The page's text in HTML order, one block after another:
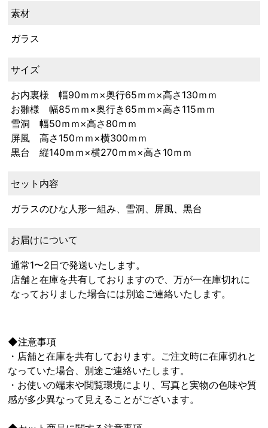
素材
ガラス
サイズ
お内裏様 幅90ｍｍ×奥行65ｍｍ×高さ130ｍｍ
お雛様 幅85ｍｍ×奥行き65ｍｍ×高さ115ｍｍ
雪洞 幅50ｍｍ×高さ80ｍｍ
屏風 高さ150ｍｍ×横300ｍｍ
黒台 縦140ｍｍ×横270ｍｍ×高さ10ｍｍ
セット内容
ガラスのひな人形一組み、雪洞、屏風、黒台
お届けについて
通常1〜2日で発送いたします。
店舗と在庫を共有しておりますので、万が一在庫切れに
なっておりました場合には別途ご連絡いたします。
◆注意事項
・店舗と在庫を共有しております。ご注文時に在庫切れと
なっていた場合、別途ご連絡いたします。
・お使いの端末や閲覧環境により、写真と実物の色味や質
感が多少異なって見えることがございます。